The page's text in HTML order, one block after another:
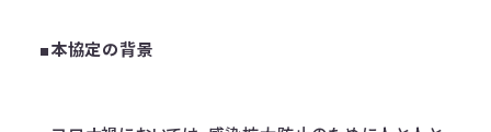
■本協定の背景